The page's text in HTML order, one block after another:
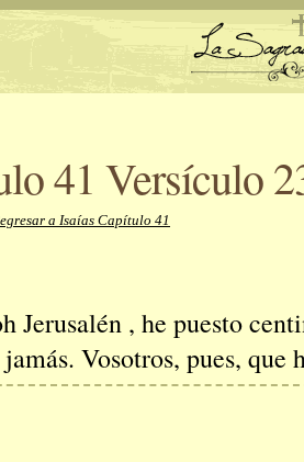
41 Versículo
a Isaías Capítulo 41
Jerusalén , he puesto
Vosotros, pues, que